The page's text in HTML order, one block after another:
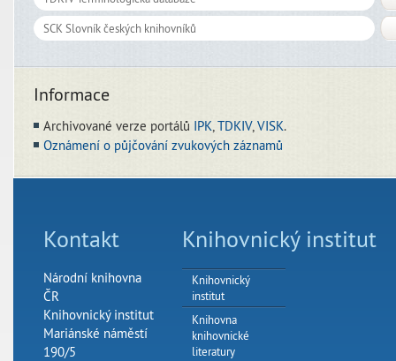
Informace
Archivované verze portálů IPK,TDKIV,VISK.
Oznámení o půjčování zvukových záznamů
Kontakt
Národní knihovna
ČR
Knihovnický institut
Mariánské náměstí
190/5
Knihovnický institut
Knihovnický
institut
Knihovna
knihovnické
literatury